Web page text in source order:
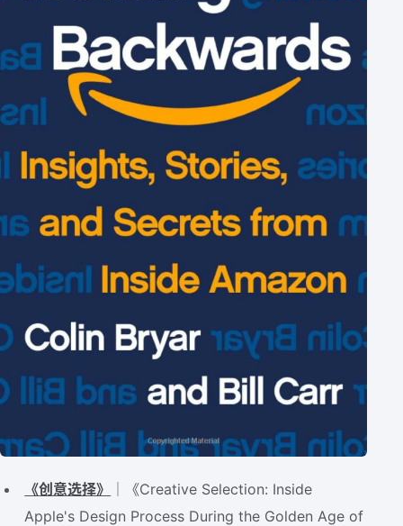
《创意选择》
｜《Creative Selection: Inside
Apple's Design Process During the Golden Age of